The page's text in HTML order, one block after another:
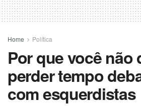
Home Política
Por que você não
perder tempo
com esquerdistas